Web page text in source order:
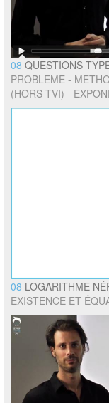
08 QUESTIONS
PROBLEME -
(HORS TVI) -
08 LOGARITHME
EXISTENCE ET